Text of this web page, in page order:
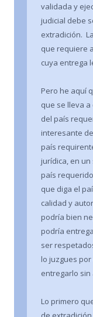
validada y
judicial debe
extradición.
que requiere
cuya entrega
Pero he aquí
que se lleva
del país
interesante
país
jurídica, en
país
que diga el
calidad y
podría bien
podría
ser
lo juzgues
entregarlo sin
Lo primero